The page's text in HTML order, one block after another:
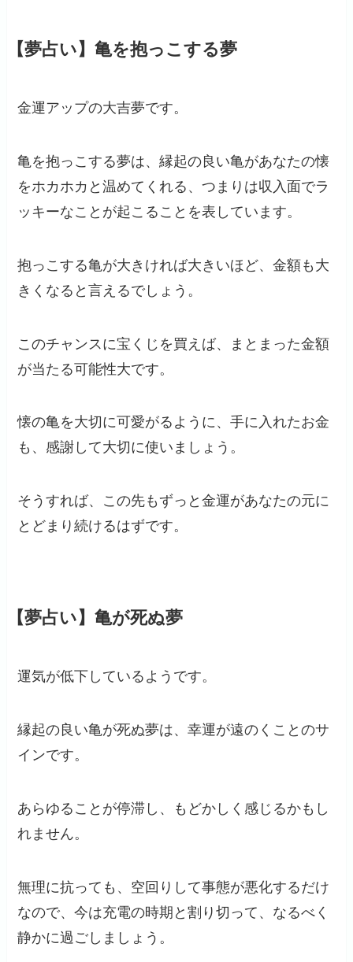
【夢占い】亀を抱っこする夢
金運アップの大吉夢です。
亀を抱っこする夢は、縁起の良い亀があなたの懐
をホカホカと温めてくれる、つまりは収入面でラ
ッキーなことが起こることを表しています。
抱っこする亀が大きければ大きいほど、金額も大
きくなると言えるでしょう。
このチャンスに宝くじを買えば、まとまった金額
が当たる可能性大です。
懐の亀を大切に可愛がるように、手に入れたお金
も、感謝して大切に使いましょう。
そうすれば、この先もずっと金運があなたの元に
とどまり続けるはずです。
【夢占い】亀が死ぬ夢
運気が低下しているようです。
縁起の良い亀が死ぬ夢は、幸運が遠のくことのサ
インです。
あらゆることが停滞し、もどかしく感じるかもし
れません。
無理に抗っても、空回りして事態が悪化するだけ
なので、今は充電の時期と割り切って、なるべく
静かに過ごしましょう。